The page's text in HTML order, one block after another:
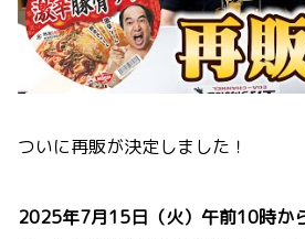
ついに再販が決定しました！
2025年7月15日（火）午前10時か